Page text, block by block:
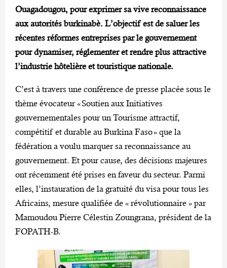
Ouagadougou, pour exprimer sa vive reconnaissance
aux autorités burkinabè. L’objectif est de saluer les
récentes réformes entreprises par le gouvernement
pour dynamiser, réglementer et rendre plus attractive
l’industrie hôtelière et touristique nationale.
C’est à travers une conférence de presse placée sous le
thème évocateur « Soutien aux Initiatives
gouvernementales pour un Tourisme attractif,
compétitif et durable au Burkina Faso » que la
fédération a voulu marquer sa reconnaissance au
gouvernement. Et pour cause, des décisions majeures
ont récemment été prises en faveur du secteur. Parmi
elles, l’instauration de la gratuité du visa pour tous les
Africains, mesure qualifiée de « révolutionnaire » par
Mamoudou Pierre Célestin Zoungrana, président de la
FOPATH-B.